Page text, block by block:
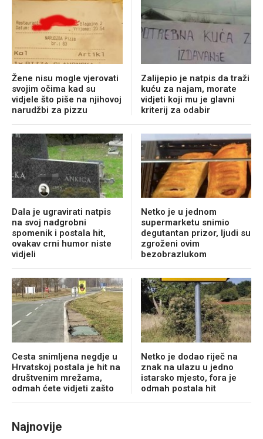
Žene nisu mogle vjerovati
svojim očima kad su
vidjele što piše na njihovoj
narudžbi za pizzu
Zalijepio je natpis da traži
kuću za najam, morate
vidjeti koji mu je glavni
kriterij za odabir
Dala je ugravirati natpis
na svoj nadgrobni
spomenik i postala hit,
ovakav crni humor niste
vidjeli
Netko je u jednom
supermarketu snimio
degutantan prizor, ljudi su
zgroženi ovim
bezobrazlukom
Cesta snimljena negdje u
Hrvatskoj postala je hit na
društvenim mrežama,
odmah ćete vidjeti zašto
Netko je dodao riječ na
znak na ulazu u jedno
istarsko mjesto, fora je
odmah postala hit
Najnovije